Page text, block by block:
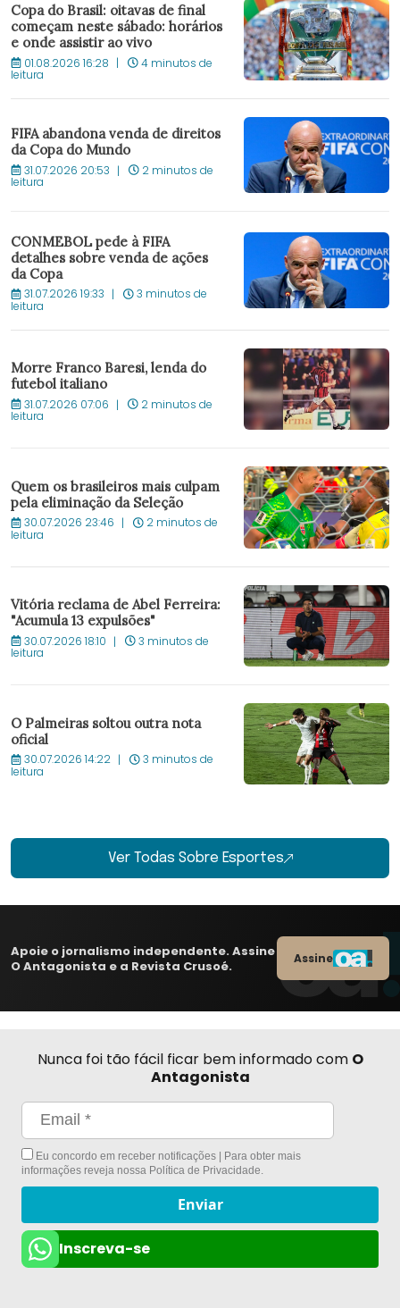
Copa do Brasil: oitavas de final
começam neste sábado: horários
e onde assistir ao vivo
01.08.2026 16:28 4 minutos de
leitura
FIFA abandona venda de direitos
da Copa do Mundo
31.07.2026 20:53 2 minutos de
leitura
CONMEBOL pede à FIFA
detalhes sobre venda de ações
da Copa
31.07.2026 19:33 3 minutos de
leitura
Morre Franco Baresi, lenda do
futebol italiano
31.07.2026 07:06 2 minutos de
leitura
Quem os brasileiros mais culpam
pela eliminação da Seleção
30.07.2026 23:46 2 minutos de
leitura
Vitória reclama de Abel Ferreira:
"Acumula 13 expulsões"
30.07.2026 18:10 3 minutos de
leitura
O Palmeiras soltou outra nota
oficial
30.07.2026 14:22 3 minutos de
leitura
Ver Todas Sobre Esportes
Apoie o jornalismo independente. Assine
O Antagonista e a Revista Crusoé.
Assine
Nunca foi tão fácil ficar bem informado com O
Antagonista
Eu concordo em receber notificações | Para obter mais
informações reveja nossa Política de Privacidade.
Enviar
Inscreva-se